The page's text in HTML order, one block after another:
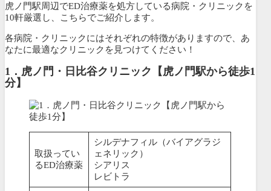
虎ノ門駅周辺でED治療薬を処方している病院・クリニックを
10軒厳選し、こちらでご紹介します。
各病院・クリニックにはそれぞれの特徴がありますので、あ
なたに最適なクリニックを見つけてください！
1．虎ノ門・日比谷クリニック【虎ノ門駅から徒歩1
分】
取扱ってい
るED治療薬
シルデナフィル（バイアグラジ
ェネリック）
シアリス
レビトラ